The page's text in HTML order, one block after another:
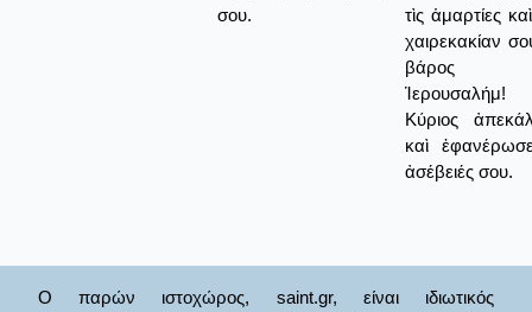
σου.
τὶς ἁμαρτίες
χαιρεκακίαν
βάρος
Κύριος
καὶ
ἀσέβειές σου.
Ο παρών ιστοχώρος, saint.gr, είναι ιδιωτικός